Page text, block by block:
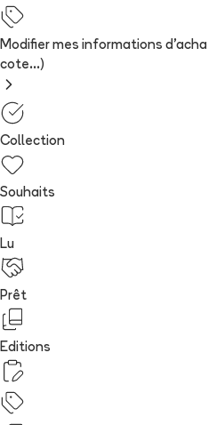
Modifier mes informations
cote...)
Collection
Souhaits
Lu
Prêt
Editions